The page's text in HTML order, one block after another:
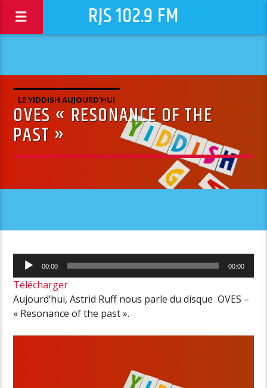
RJS 102.9 FM
LE YIDDISH AUJOURD’HUI
OVES « RESONANCE OF THE
PAST »
Lecteur
audio
00:00 00:00
Télécharger
Aujourd’hui, Astrid Ruff nous parle du disque OVES –
« Resonance of the past ».